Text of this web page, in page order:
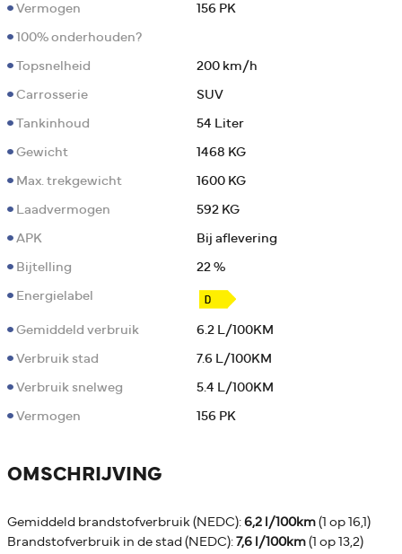
Vermogen 156 PK
100% onderhouden?
Topsnelheid 200 km/h
Carrosserie SUV
Tankinhoud 54 Liter
Gewicht 1468 KG
Max. trekgewicht 1600 KG
Laadvermogen 592 KG
APK Bij aflevering
Bijtelling 22 %
Energielabel
Gemiddeld verbruik 6.2 L/100KM
Verbruik stad 7.6 L/100KM
Verbruik snelweg 5.4 L/100KM
Vermogen 156 PK
OMSCHRIJVING
Gemiddeld brandstofverbruik (NEDC): 6,2 l/100km(1 op 16,1)
Brandstofverbruik in de stad (NEDC): 7,6 l/100km(1 op 13,2)